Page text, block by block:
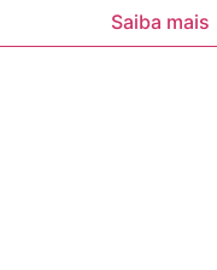
Saiba mais